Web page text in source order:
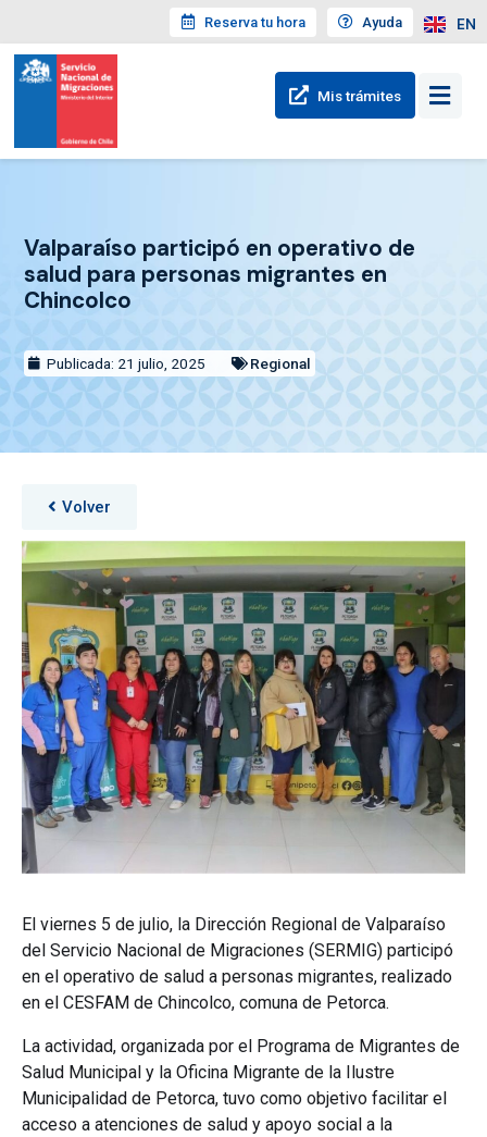
Reserva tu hora Ayuda EN
Mis trámites
Valparaíso participó en operativo de
salud para personas migrantes en
Chincolco
Publicada: 21 julio, 2025 Regional
Volver
El viernes 5 de julio, la Dirección Regional de Valparaíso
del Servicio Nacional de Migraciones (SERMIG) participó
en el operativo de salud a personas migrantes, realizado
en el CESFAM de Chincolco, comuna de Petorca.
La actividad, organizada por el Programa de Migrantes de
Salud Municipal y la Oficina Migrante de la Ilustre
Municipalidad de Petorca, tuvo como objetivo facilitar el
acceso a atenciones de salud y apoyo social a la